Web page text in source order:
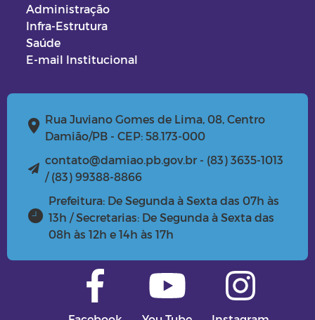
Administração
Infra-Estrutura
Saúde
E-mail Institucional
Rua Juviano Gomes de Lima, 08, Centro
Damião/PB - CEP: 58.173-000
contato@damiao.pb.gov.br - (83) 3635-1013
/ (83) 99388-8866
Prefeitura: De Segunda à Sexta das 07h às
13h / Secretarias: De Segunda à Sexta das
08h às 12h e 14h às 17h